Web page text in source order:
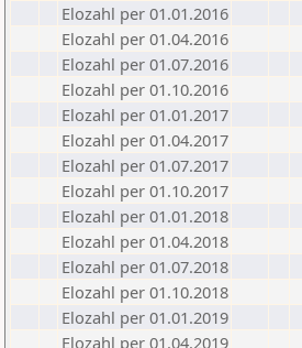
Elozahl per 01.01.2016
Elozahl per 01.04.2016
Elozahl per 01.07.2016
Elozahl per 01.10.2016
Elozahl per 01.01.2017
Elozahl per 01.04.2017
Elozahl per 01.07.2017
Elozahl per 01.10.2017
Elozahl per 01.01.2018
Elozahl per 01.04.2018
Elozahl per 01.07.2018
Elozahl per 01.10.2018
Elozahl per 01.01.2019
Elozahl per 01.04.2019